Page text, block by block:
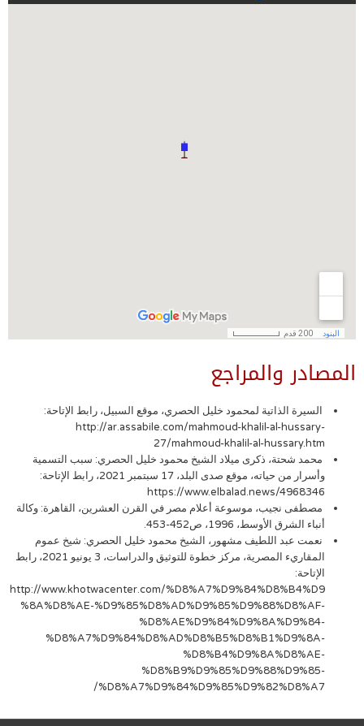
المصادر والمراجع
السيرة الذاتية لمحمود خليل الحصري، موقع السبيل، رابط الإتاحة:
http://ar.assabile.com/mahmoud-khalil-al-hussary-
27/mahmoud-khalil-al-hussary.htm
محمد شحتة، ذكرى ميلاد الشيخ محمود خليل الحصري: سبب التسمية
وأسرار من حياته، موقع صدى البلد، 17 سبتمبر 2021، رابط الإتاحة:
https://www.elbalad.news/4968346
مصطفى نجيب، موسوعة أعلام مصر في القرن العشرين، القاهرة: وكالة
أنباء الشرق الأوسط، 1996، ص452-453.
نعمت عبد اللطيف مشهور، الشيخ محمود خليل الحصري: شيخ عموم
المقاريء المصرية، مركز خطوة للتوثيق والدراسات، 3 يونيو 2021، رابط
الإتاحة:
http://www.khotwacenter.com/%D8%A7%D9%84%D8%B4%D9
%8A%D8%AE-%D9%85%D8%AD%D9%85%D9%88%D8%AF-
%D8%AE%D9%84%D9%8A%D9%84-
%D8%A7%D9%84%D8%AD%D8%B5%D8%B1%D9%8A-
%D8%B4%D9%8A%D8%AE-
%D8%B9%D9%85%D9%88%D9%85-
%D8%A7%D9%84%D9%85%D9%82%D8%A7/